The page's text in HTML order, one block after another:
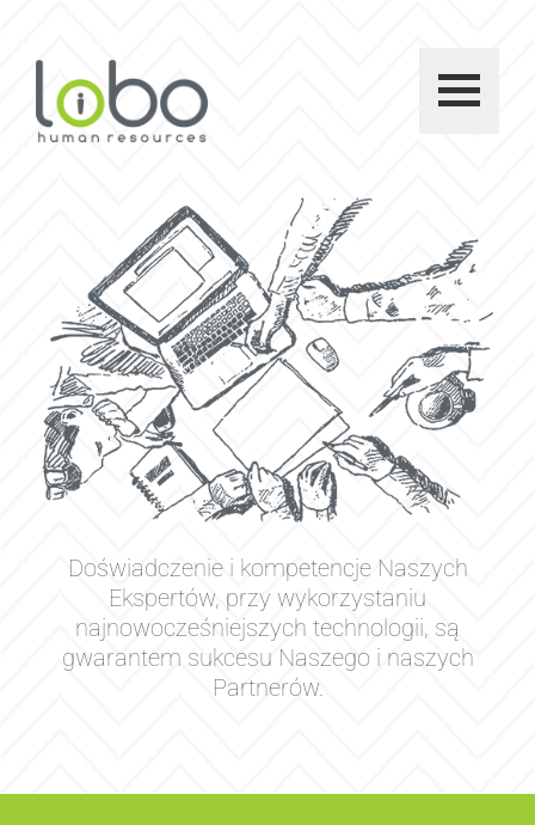
Doświadczenie i kompetencje Naszych
Ekspertów, przy wykorzystaniu
najnowocześniejszych technologii, są
gwarantem sukcesu Naszego i naszych
Partnerów.